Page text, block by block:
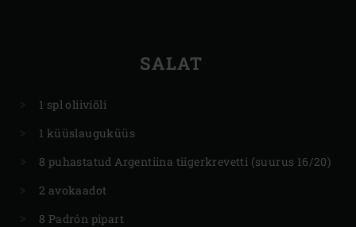
SALAT
1 spl oliiviõli
1 küüslauguküüs
8 puhastatud Argentiina tiigerkrevetti (suurus 16/20)
2 avokaadot
8 Padrón pipart